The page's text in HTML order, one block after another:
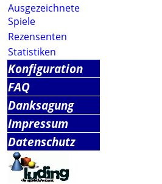
Ausgezeichnete
Spiele
Rezensenten
Statistiken
Konfiguration
FAQ
Danksagung
Impressum
Datenschutz